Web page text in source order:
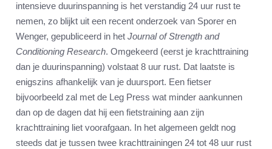
intensieve duurinspanning is het verstandig 24 uur rust te
nemen, zo blijkt uit een recent onderzoek van Sporer en
Wenger, gepubliceerd in het Journal of Strength and
Conditioning Research. Omgekeerd (eerst je krachttraining
dan je duurinspanning) volstaat 8 uur rust. Dat laatste is
enigszins afhankelijk van je duursport. Een fietser
bijvoorbeeld zal met de Leg Press wat minder aankunnen
dan op de dagen dat hij een fietstraining aan zijn
krachttraining liet voorafgaan. In het algemeen geldt nog
steeds dat je tussen twee krachttrainingen 24 tot 48 uur rust